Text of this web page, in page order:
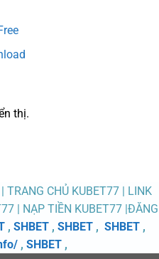
thị.
TRANG CHỦ KUBET77 | LINK
| NẠP TIỀN KUBET77 |ĐĂNG
, SHBET, SHBET, SHBET,
, SHBET ,